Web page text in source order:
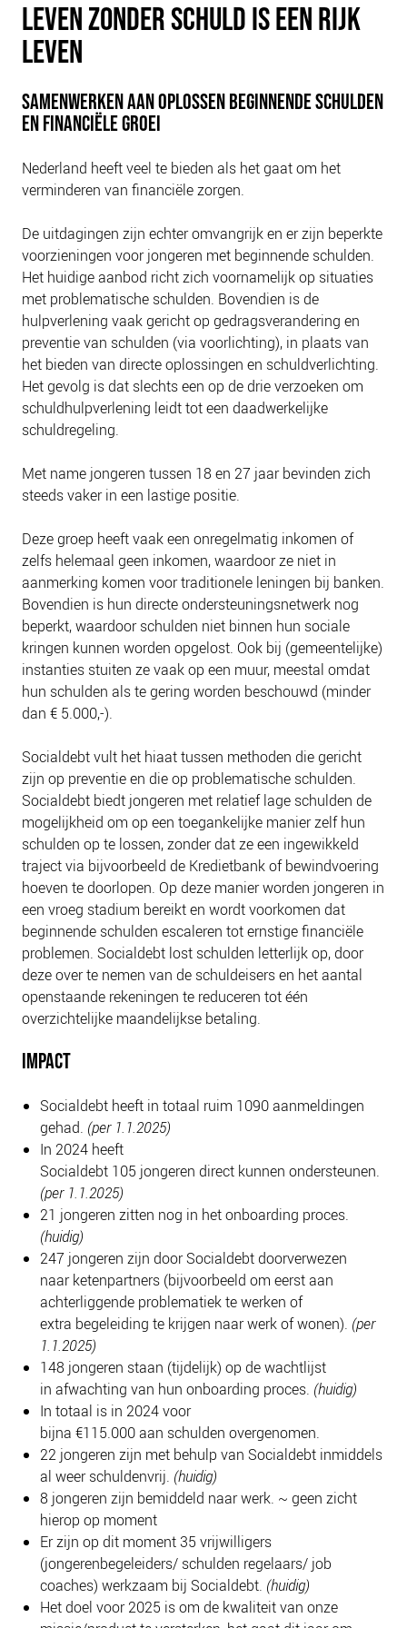
PLINKR NAZORG
SOCIALDEBT
COLLECTIEF SCHULDREGELEN
DE VOORZIENINGENWIJZER
OVER ONS
VISIE EN MISSIE
HET TEAM
ONZE PARTNERS
VACATURES
IN DE MEDIA
OVER NCFG
NIEUWS
LEVEN ZONDER SCHULD IS EEN RIJK
LEVEN
SAMENWERKEN AAN OPLOSSEN BEGINNENDE SCHULDEN
EN FINANCIËLE GROEI
Nederland heeft veel te bieden als het gaat om het
verminderen van financiële zorgen.
De uitdagingen zijn echter omvangrijk en er zijn beperkte
voorzieningen voor jongeren met beginnende schulden.
Het huidige aanbod richt zich voornamelijk op situaties
met problematische schulden. Bovendien is de
hulpverlening vaak gericht op gedragsverandering en
preventie van schulden (via voorlichting), in plaats van
het bieden van directe oplossingen en schuldverlichting.
Het gevolg is dat slechts een op de drie verzoeken om
schuldhulpverlening leidt tot een daadwerkelijke
schuldregeling.
Met name jongeren tussen 18 en 27 jaar bevinden zich
steeds vaker in een lastige positie.
Deze groep heeft vaak een onregelmatig inkomen of
zelfs helemaal geen inkomen, waardoor ze niet in
aanmerking komen voor traditionele leningen bij banken.
Bovendien is hun directe ondersteuningsnetwerk nog
beperkt, waardoor schulden niet binnen hun sociale
kringen kunnen worden opgelost. Ook bij (gemeentelijke)
instanties stuiten ze vaak op een muur, meestal omdat
hun schulden als te gering worden beschouwd (minder
dan € 5.000,-).
Socialdebt vult het hiaat tussen methoden die gericht
zijn op preventie en die op problematische schulden.
Socialdebt biedt jongeren met relatief lage schulden de
mogelijkheid om op een toegankelijke manier zelf hun
schulden op te lossen, zonder dat ze een ingewikkeld
traject via bijvoorbeeld de Kredietbank of bewindvoering
hoeven te doorlopen. Op deze manier worden jongeren in
een vroeg stadium bereikt en wordt voorkomen dat
beginnende schulden escaleren tot ernstige financiële
problemen. Socialdebt lost schulden letterlijk op, door
deze over te nemen van de schuldeisers en het aantal
openstaande rekeningen te reduceren tot één
overzichtelijke maandelijkse betaling.
IMPACT
Socialdebt heeft in totaal ruim 1090 aanmeldingen
gehad. (per 1.1.2025)
In 2024 heeft
Socialdebt 105 jongeren direct kunnen ondersteunen.
(per 1.1.2025)
21 jongeren zitten nog in het onboarding proces.
(huidig)
247 jongeren zijn door Socialdebt doorverwezen
naar ketenpartners (bijvoorbeeld om eerst aan
achterliggende problematiek te werken of
extra begeleiding te krijgen naar werk of wonen). (per
1.1.2025)
148 jongeren staan (tijdelijk) op de wachtlijst
in afwachting van hun onboarding proces. (huidig)
In totaal is in 2024 voor
bijna €115.000 aan schulden overgenomen.
22 jongeren zijn met behulp van Socialdebt inmiddels
al weer schuldenvrij. (huidig)
8 jongeren zijn bemiddeld naar werk. ~ geen zicht
hierop op moment
Er zijn op dit moment 35 vrijwilligers
(jongerenbegeleiders/ schulden regelaars/ job
coaches) werkzaam bij Socialdebt. (huidig)
Het doel voor 2025 is om de kwaliteit van onze